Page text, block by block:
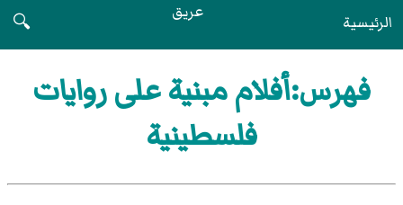
الرئيسية عريق
🔍
فهرس:أفلام مبنية على روايات
فلسطينية